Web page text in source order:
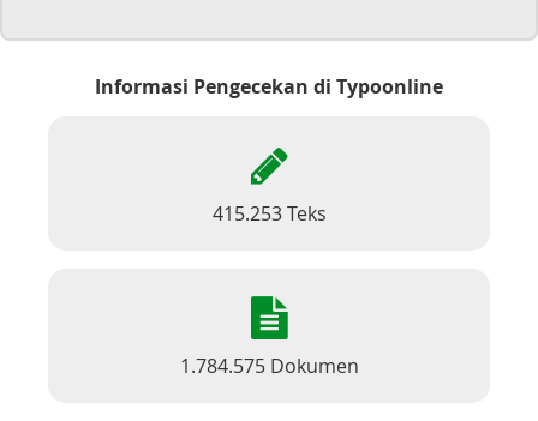
Informasi Pengecekan di Typoonline
415.253 Teks
1.784.575 Dokumen